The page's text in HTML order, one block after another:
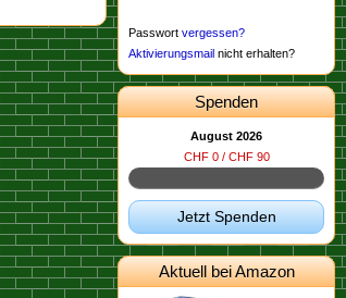
Passwort vergessen?
Aktivierungsmail nicht erhalten?
Spenden
August 2026
CHF 0 / CHF 90
Jetzt Spenden
Aktuell bei Amazon